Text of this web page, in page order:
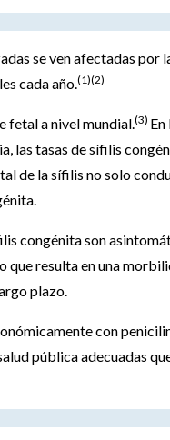
se ven afectadas
cada año. (1)(2)
fetal a nivel mundial. (3)
las tasas de sífilis
de la sífilis no solo
congénita son
que resulta en una
plazo.
con
pública adecuadas